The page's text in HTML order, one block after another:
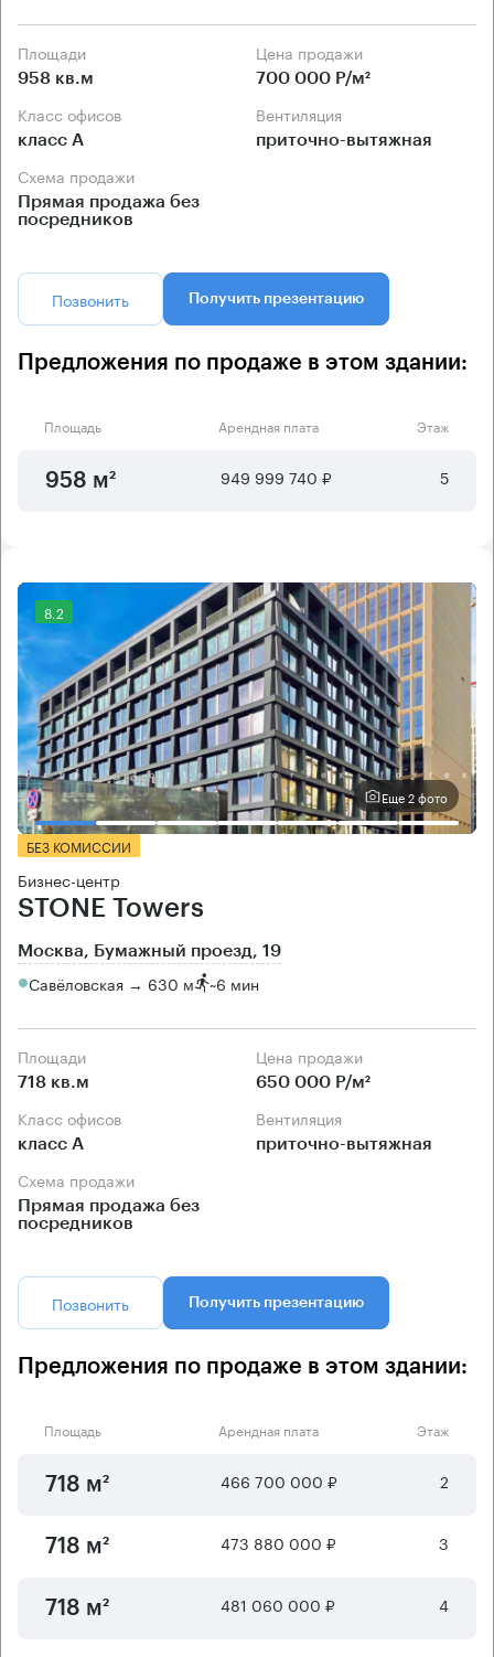
Площади
958 кв.м
Цена продажи
700 000 Р/м²
Класс офисов
класс А
Вентиляция
приточно-вытяжная
Схема продажи
Прямая продажа без
посредников
Позвонить Получить презентацию
Предложения по продаже в этом здании:
Площадь Арендная плата Этаж
958 м² 949 999 740 ₽ 5
8.2
Еще 2 фото
БЕЗ КОМИССИИ
Бизнес-центр
STONE Towers
Москва, Бумажный проезд, 19
Савёловская → 630 м ~6 мин
Площади
718 кв.м
Цена продажи
650 000 Р/м²
Класс офисов
класс А
Вентиляция
приточно-вытяжная
Схема продажи
Прямая продажа без
посредников
Позвонить Получить презентацию
Предложения по продаже в этом здании:
Площадь Арендная плата Этаж
718 м² 466 700 000 ₽ 2
718 м² 473 880 000 ₽ 3
718 м² 481 060 000 ₽ 4